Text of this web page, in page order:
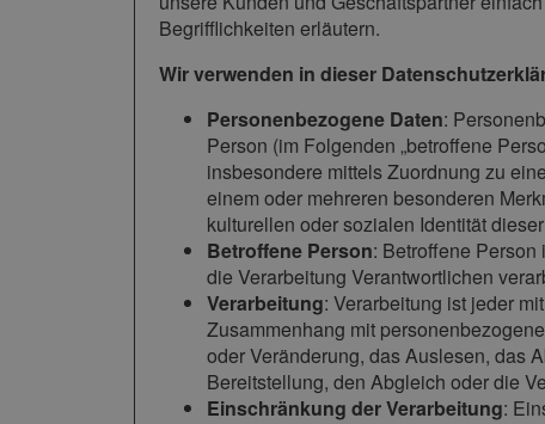
Begrifflichkeiten erläutern.
Wir verwenden in dieser
Personenbezogene Daten:
Person (im Folgenden „betroffene
insbesondere mittels Zuordnung zu
einem oder mehreren besonderen
kulturellen oder sozialen Identität
Betroffene Person: Betroffene
die Verarbeitung Verantwortlichen
Verarbeitung: Verarbeitung ist jeder
Zusammenhang mit
oder Veränderung, das Auslesen, das
Bereitstellung, den Abgleich oder die
Einschränkung der Verarbeitung: